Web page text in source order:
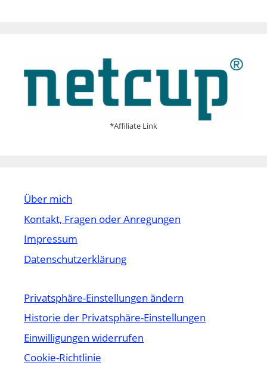
*Affiliate Link
Über mich
Kontakt, Fragen oder Anregungen
Impressum
Datenschutzerklärung
Privatsphäre-Einstellungen ändern
Historie der Privatsphäre-Einstellungen
Einwilligungen widerrufen
Cookie-Richtlinie